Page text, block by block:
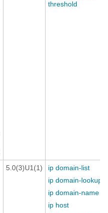
threshold
5.0(3)U1(1)
ip domain-list
ip domain-lookup
ip domain-name
ip host